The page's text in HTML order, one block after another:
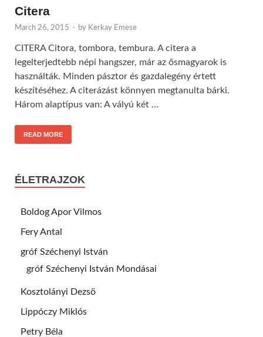
Citera
March 26, 2015 - by Kerkay Emese
CITERA Citora, tombora, tembura. A citera a
legelterjedtebb népi hangszer, már az ősmagyarok is
használták. Minden pásztor és gazdalegény értett
készítéséhez. A citerázást könnyen megtanulta bárki.
Három alaptípus van: A vályú két …
READ MORE
ÉLETRAJZOK
Boldog Apor Vilmos
Fery Antal
gróf Széchenyi István
gróf Széchenyi István Mondásai
Kosztolányi Dezsö
Lippóczy Miklós
Petry Béla